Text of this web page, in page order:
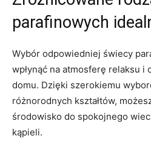
parafinowych
Wybór odpowiedniej świecy
wpłynąć na atmosferę relaksu i
domu. Dzięki szerokiemu‌
różnorodnych kształtów,
środowisko do spokojnego
kąpieli.